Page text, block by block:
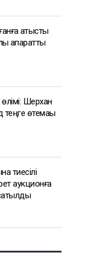
қатысты
ақпаратты
Шерхан
өтемақы
тиесілі
аукционға